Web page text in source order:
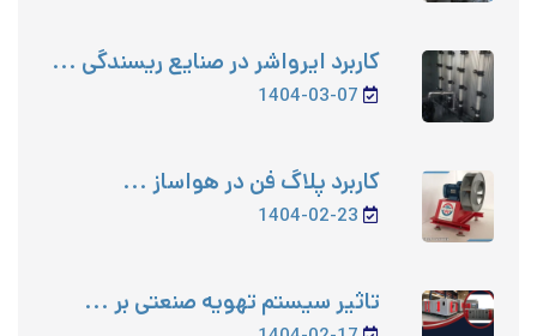
کاربرد ایرواشر در صنایع ریسندگی ...
1404-03-07
کاربرد پلاگ فن در هواساز ...
1404-02-23
تاثیر سیستم‌ تهویه صنعتی بر ...